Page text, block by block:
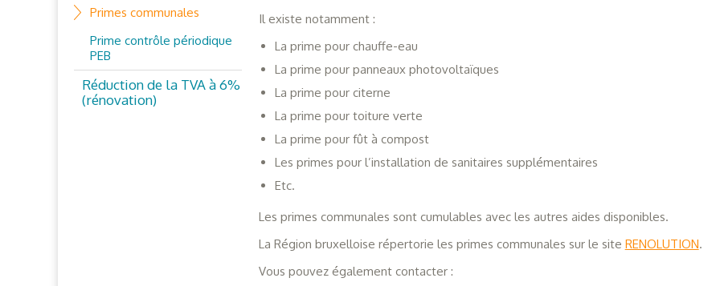
Primes communales
Prime contrôle périodique
PEB
Réduction de la TVA à 6%
(rénovation)
Il existe notamment :
La prime pour chauffe-eau
La prime pour panneaux photovoltaïques
La prime pour citerne
La prime pour toiture verte
La prime pour fût à compost
Les primes pour l’installation de sanitaires supplémentaires
Etc.
Les primes communales sont cumulables avec les autres aides disponibles.
La Région bruxelloise répertorie les primes communales sur le site RENOLUTION.
Vous pouvez également contacter :